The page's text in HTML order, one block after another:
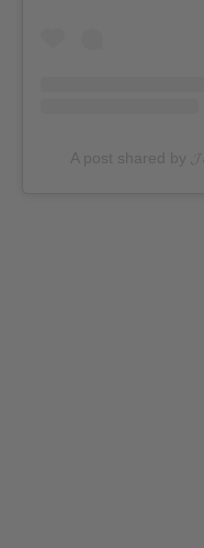
A post shared by